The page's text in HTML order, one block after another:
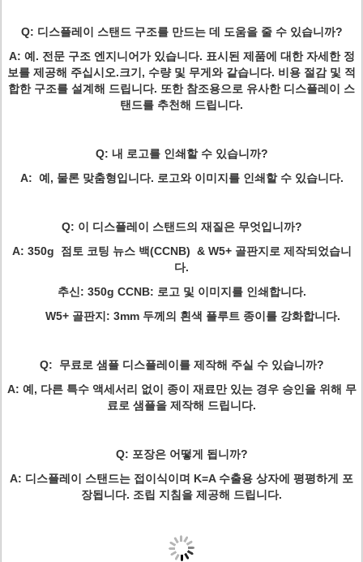
Q: 디스플레이 스탠드 구조를 만드는 데 도움을 줄 수 있습니까?
A: 예. 전문 구조 엔지니어가 있습니다. 표시된 제품에 대한 자세한 정
보를 제공해 주십시오.크기, 수량 및 무게와 같습니다. 비용 절감 및 적
합한 구조를 설계해 드립니다. 또한 참조용으로 유사한 디스플레이 스
탠드를 추천해 드립니다.
Q: 내 로고를 인쇄할 수 있습니까?
A: 예, 물론 맞춤형입니다. 로고와 이미지를 인쇄할 수 있습니다.
Q: 이 디스플레이 스탠드의 재질은 무엇입니까?
A: 350g 점토 코팅 뉴스 백(CCNB) & W5+ 골판지로 제작되었습니
다.
추신: 350g CCNB: 로고 및 이미지를 인쇄합니다.
W5+ 골판지: 3mm 두께의 흰색 플루트 종이를 강화합니다.
Q: 무료로 샘플 디스플레이를 제작해 주실 수 있습니까?
A: 예, 다른 특수 액세서리 없이 종이 재료만 있는 경우 승인을 위해 무
료로 샘플을 제작해 드립니다.
Q: 포장은 어떻게 됩니까?
A: 디스플레이 스탠드는 접이식이며 K=A 수출용 상자에 평평하게 포
장됩니다. 조립 지침을 제공해 드립니다.